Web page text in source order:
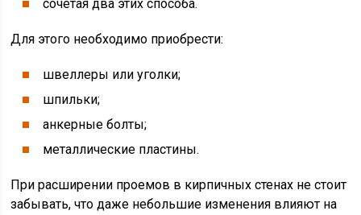
сочетая два этих способа.
Для этого необходимо приобрести:
швеллеры или уголки;
шпильки;
анкерные болты;
металлические пластины.
При расширении проемов в кирпичных стенах не стоит
забывать, что даже небольшие изменения влияют на